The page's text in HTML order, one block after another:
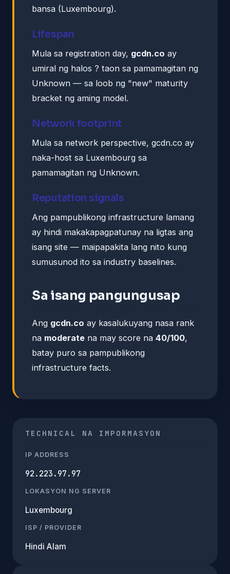
bansa (Luxembourg).
Lifespan
Mula sa registration day, gcdn.co ay
umiral ng halos ? taon sa pamamagitan ng
Unknown — sa loob ng "new" maturity
bracket ng aming model.
Network footprint
Mula sa network perspective, gcdn.co ay
naka-host sa Luxembourg sa
pamamagitan ng Unknown.
Reputation signals
Ang pampublikong infrastructure lamang
ay hindi makakapagpatunay na ligtas ang
isang site — maipapakita lang nito kung
sumusunod ito sa industry baselines.
Sa isang pangungusap
Ang gcdn.co ay kasalukuyang nasa rank
na moderate na may score na 40/100,
batay puro sa pampublikong
infrastructure facts.
TECHNICAL NA IMPORMASYON
IP ADDRESS
92.223.97.97
LOKASYON NG SERVER
Luxembourg
ISP / PROVIDER
Hindi Alam